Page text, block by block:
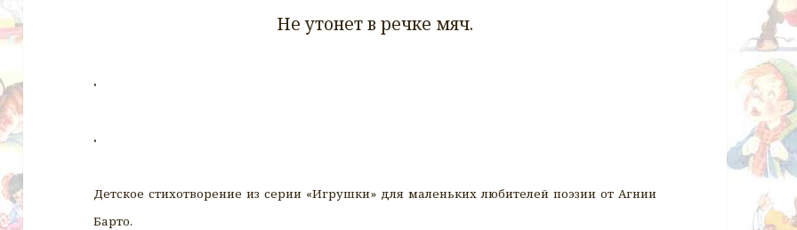
Не утонет в речке мяч.
.
.
Детское стихотворение из серии «Игрушки» для маленьких любителей поэзии от Агнии
Барто.